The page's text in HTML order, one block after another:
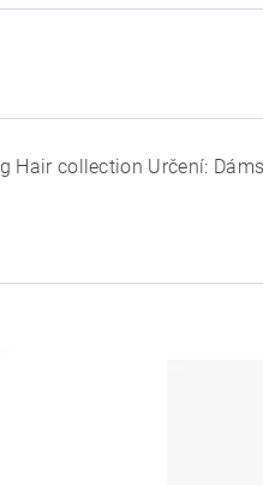
Hair collection Určení: